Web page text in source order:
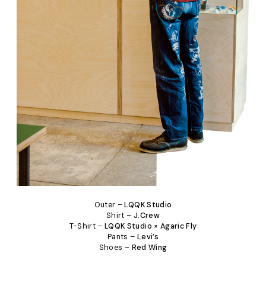
Outer –LQQK Studio
Shirt – J.Crew
T-Shirt –LQQK Studio × Agaric Fly
Pants – Levi’s
Shoes – Red Wing